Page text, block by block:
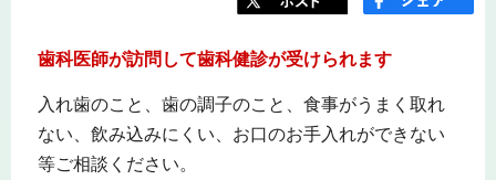
歯科医師が訪問して歯科健診が受けられます
入れ歯のこと、歯の調子のこと、食事がうまく取れ
ない、飲み込みにくい、お口のお手入れができない
等ご相談ください。